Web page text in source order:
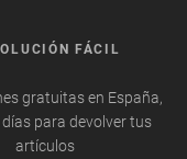
FÁCIL
gratuitas en España,
para devolver tus
artículos